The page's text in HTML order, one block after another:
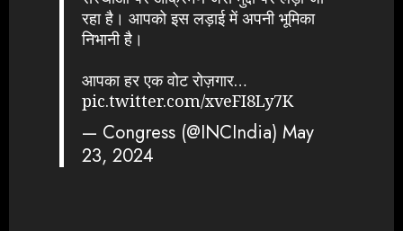
रहा है। आपको इस लड़ाई में अपनी भूमिका
निभानी है।
आपका हर एक वोट रोज़गार…
pic.twitter.com/xveFI8Ly7K
— Congress (@INCIndia)May
23, 2024